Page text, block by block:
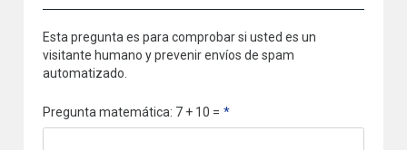
Esta pregunta es para comprobar si usted es un
visitante humano y prevenir envíos de spam
automatizado.
Pregunta matemática: 7 + 10 =